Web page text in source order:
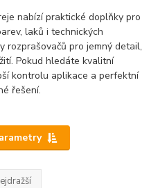
nabízí praktické doplňky pro
laků i technických
rozprašovačů pro jemný detail,
Pokud hledáte kvalitní
kontrolu aplikace a perfektní
řešení.